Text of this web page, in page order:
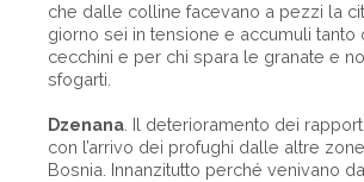
che dalle colline facevano a pezzi la
giorno sei in tensione e accumuli tanto
cecchini e per chi spara le granate e
sfogarti.
Dzenana . Il deterioramento dei
con l’arrivo dei profughi dalle altre
Bosnia. Innanzitutto perché venivano